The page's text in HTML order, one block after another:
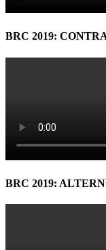
BRC 2019:
BRC 2019: